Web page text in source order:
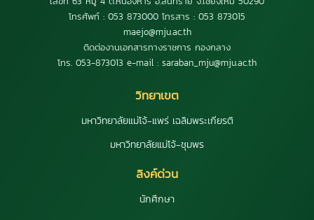
โทรศัพท์ : 053 873000 โทรสาร : 053 873015
maejo@mju.ac.th
ติดต่องานเอกสารทางราชการ กองกลาง
โทร. 053-873013 e-mail : saraban_mju@mju.ac.th
วิทยาเขต
มหาวิทยาลัยแม่โจ้-แพร่ เฉลิมพระเกียรติ
มหาวิทยาลัยแม่โจ้-ชุมพร
ลิงค์ด่วน
นักศึกษา